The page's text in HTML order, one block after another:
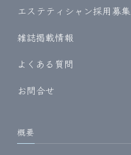
エステティシャン採用募集
雑誌掲載情報
よくある質問
お問合せ
概要